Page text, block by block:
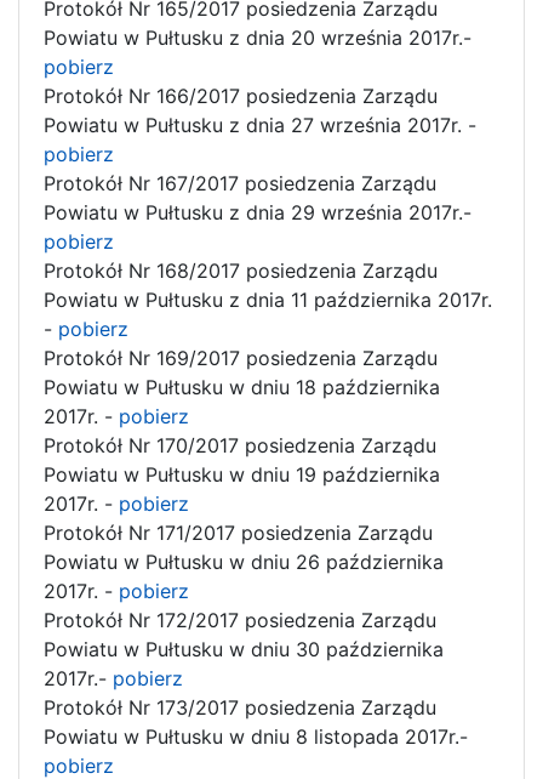
Protokół Nr 165/2017 posiedzenia Zarządu
Powiatu w Pułtusku z dnia 20 września 2017r.-
pobierz
Protokół Nr 166/2017 posiedzenia Zarządu
Powiatu w Pułtusku z dnia 27 września 2017r. -
pobierz
Protokół Nr 167/2017 posiedzenia Zarządu
Powiatu w Pułtusku z dnia 29 września 2017r.-
pobierz
Protokół Nr 168/2017 posiedzenia Zarządu
Powiatu w Pułtusku z dnia 11 października 2017r.
- pobierz
Protokół Nr 169/2017 posiedzenia Zarządu
Powiatu w Pułtusku w dniu 18 października
2017r. - pobierz
Protokół Nr 170/2017 posiedzenia Zarządu
Powiatu w Pułtusku w dniu 19 października
2017r. - pobierz
Protokół Nr 171/2017 posiedzenia Zarządu
Powiatu w Pułtusku w dniu 26 października
2017r. - pobierz
Protokół Nr 172/2017 posiedzenia Zarządu
Powiatu w Pułtusku w dniu 30 października
2017r.- pobierz
Protokół Nr 173/2017 posiedzenia Zarządu
Powiatu w Pułtusku w dniu 8 listopada 2017r.-
pobierz